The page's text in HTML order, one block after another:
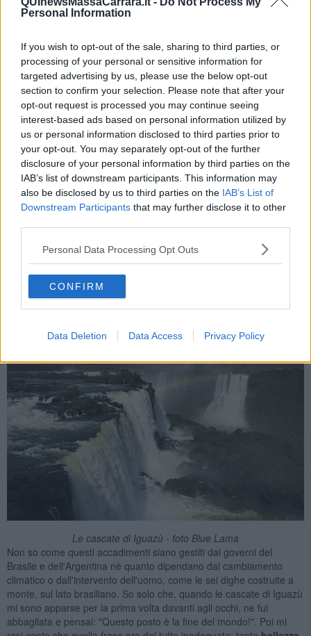
Personal Information
If you wish to opt-out of the sale, sharing to third parties, or
processing of your personal or sensitive information for
targeted advertising by us, please use the below opt-out
section to confirm your selection. Please note that after your
opt-out request is processed you may continue seeing
interest-based ads based on personal information utilized by
us or personal information disclosed to third parties prior to
your opt-out. You may separately opt-out of the further
disclosure of your personal information by third parties on the
IAB’s list of downstream participants. This information may
also be disclosed by us to third parties on the IAB’s List of
Downstream Participants that may further disclose it to other
Personal Data Processing Opt Outs
CONFIRM
Data Deletion Data Access Privacy Policy
Le cascate di Iguazù - foto Blue Lama
Nel 2020, in piena pandemia di Covid-19, le cascate di Iguazù
affrontarono un periodo diimpressionante siccità: il flusso del
fiume Paranà diminuì da 1.500 metri cubi d'acqua al secondo a
meno di 300. La quasi totalità dei salti d'acqua si prosciugò. Le
autorità del Parco nazionale dichiararono che si trattava di un
fenomeno ciclicoche si ripeteva ogni 10-15 anni ma che non era
mai stata registrata una siccità cosìestrema.
Nei mesi successivi l'emergenza lentamente rientrò, il fiume
ricominciò a ingrossarsi e recuperò la portata usuale. Nel 2023 si è
aumentata fino a superare di 16 volte il livello consueto e l'acqua
arrivò addirittura asommergere, per qualche settimana, le
passerelle per i visitatori.
Le cascate di Iguazù - foto Blue Lama
Non so come questi accadimenti siano gestiti dai governi del
Brasile e dell'Argentina nè quanto dipendano dal cambiamento
climatico o dall'intervento dell'uomo, come le sei dighe costruite a
monte, sul lato brasiliano. So solo che, quando le cascate di Iguazù
mi sono apparse per la prima volta davanti agli occhi, ne fui
abbagliata e pensai: "Questo posto è la fine del mondo!". Poi mi